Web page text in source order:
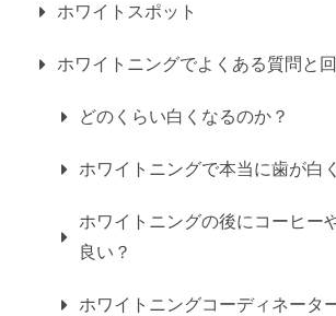
ホワイトスポット
ホワイトニングでよくある質問と
どのくらい白くなるのか？
ホワイトニングで本当に歯が白
ホワイトニングの後にコーヒー
良い？
ホワイトニングコーディネータ